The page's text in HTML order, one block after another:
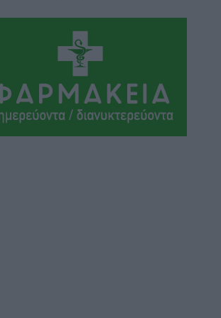
«Διαγόρας»
πριν 3 ώρες
έργο πολιτισμού για τη Ρόδο,
σχεδιάσαμε και εξασφαλίσαμε τη
του, γίνεται